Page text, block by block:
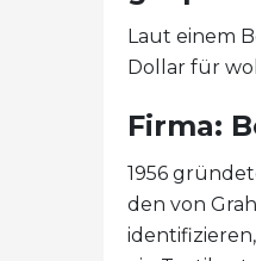
Laut einem
Dollar für
Firma:
1956
den von